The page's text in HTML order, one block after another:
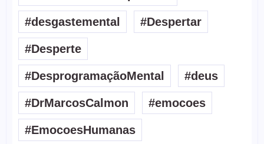
#desgastemental #Despertar
#Desperte
#DesprogramaçãoMental #deus
#DrMarcosCalmon #emocoes
#EmocoesHumanas